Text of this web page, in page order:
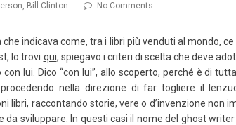
, Bill Clinton No Comments
indicava come, tra i libri più venduti al mondo,
lo trovi qui, spiegavo i criteri di scelta che deve
lui. Dico “con lui”, allo scoperto, perché è di
nella direzione di far togliere il
libri, raccontando storie, vere o d’invenzione non
sviluppare. In questi casi il nome del ghost